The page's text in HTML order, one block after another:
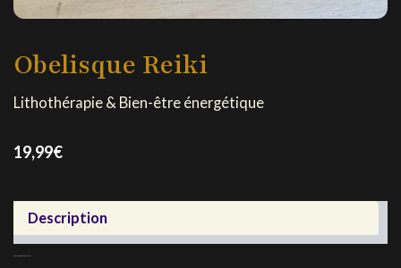
Obelisque Reiki
Lithothérapie & Bien-être énergétique
19,99€
Description